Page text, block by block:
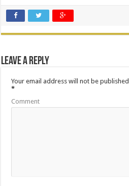
Leave a Reply
Your email address will not be
*
Comment